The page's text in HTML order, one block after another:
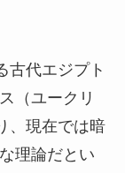
古代エジプト
（ユークリ
、現在では暗
理論だとい